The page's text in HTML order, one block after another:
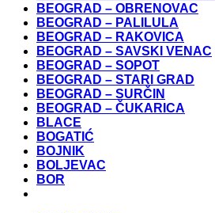
BEOGRAD – OBRENOVAC
BEOGRAD – PALILULA
BEOGRAD – RAKOVICA
BEOGRAD – SAVSKI VENAC
BEOGRAD – SOPOT
BEOGRAD – STARI GRAD
BEOGRAD – SURČIN
BEOGRAD – ČUKARICA
BLACE
BOGATIĆ
BOJNIK
BOLJEVAC
BOR